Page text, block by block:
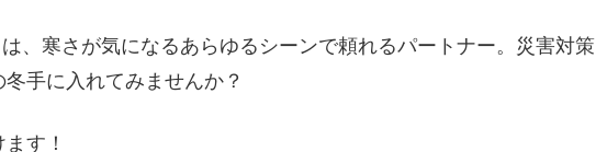
は、寒さが気になるあらゆるシーンで頼れるパートナー。災害対策
手に入れてみませんか？
す！